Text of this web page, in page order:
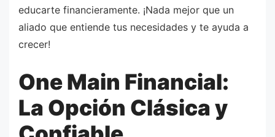
educarte financieramente. ¡Nada mejor que un
aliado que entiende tus necesidades y te ayuda a
crecer!
One Main Financial:
La Opción Clásica y